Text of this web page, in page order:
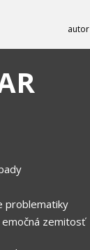
autor
problematiky
zemitosť